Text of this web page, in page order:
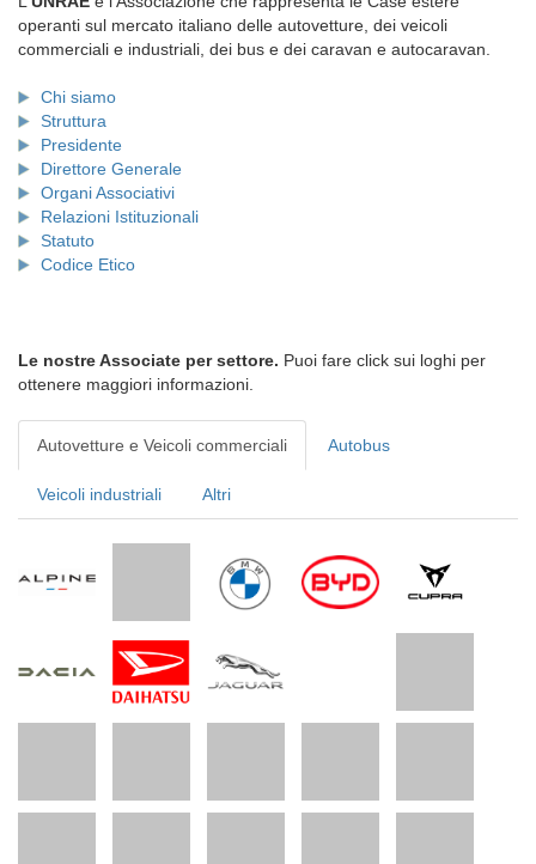
operanti sul mercato italiano delle autovetture, dei veicoli
commerciali e industriali, dei bus e dei caravan e autocaravan.
Chi siamo
Struttura
Presidente
Direttore Generale
Organi Associativi
Relazioni Istituzionali
Statuto
Codice Etico
Le nostre Associate per settore. Puoi fare click sui loghi per
ottenere maggiori informazioni.
Autovetture e Veicoli commerciali Autobus
Veicoli industriali Altri